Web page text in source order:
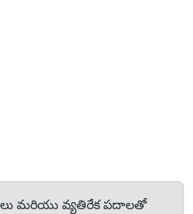
మరియు వ్యతిరేక పదాలతో